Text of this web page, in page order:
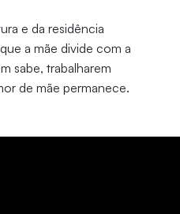
e da residência
a mãe divide com a
sabe, trabalharem
de mãe permanece.